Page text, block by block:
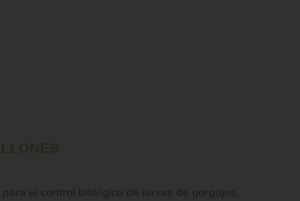
el control biológico de larvas de gorgojos,